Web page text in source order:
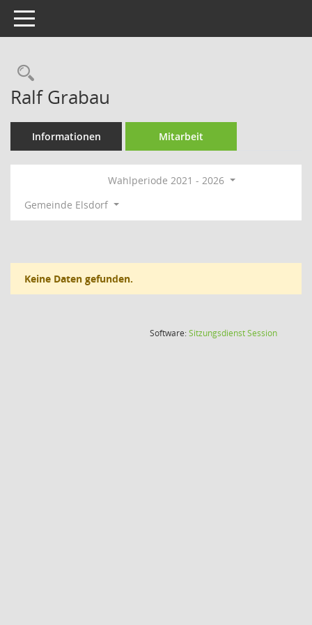
Toggle navigation
Rechercheauswahl
Ralf Grabau
Informationen Mitarbeit
Wahlperiode 2021 - 2026
Gemeinde Elsdorf
Keine Daten gefunden.
Software:SitzungsdienstSession(Wird in